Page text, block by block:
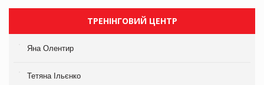
ТРЕНІНГОВИЙ ЦЕНТР
Яна Олентир
Тетяна Ільєнко